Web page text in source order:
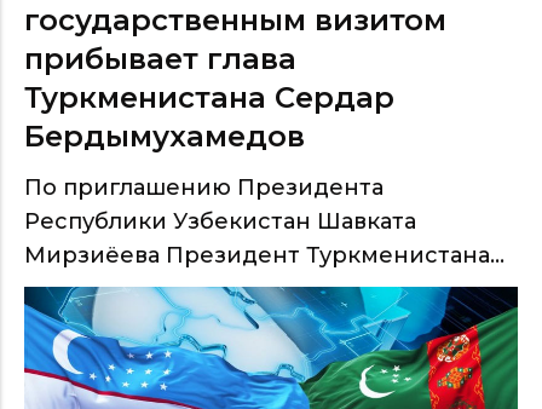
государственным визитом
прибывает глава
Туркменистана Сердар
Бердымухамедов
По приглашению Президента
Республики Узбекистан Шавката
Мирзиёева Президент Туркменистана...